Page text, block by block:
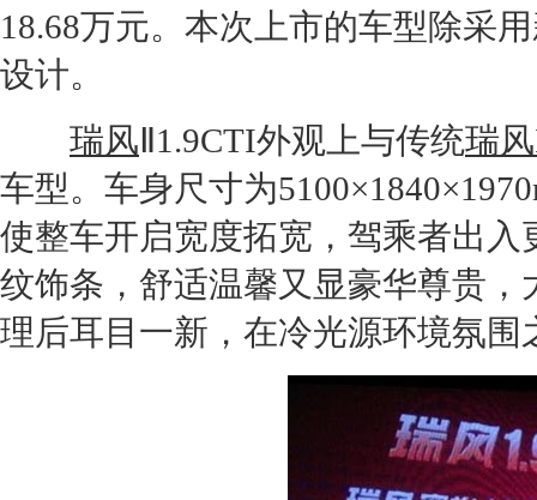
18.68万元。本次上市的车型除采
设计。
瑞风Ⅱ1.9CTI外观上与传统瑞
车型。车身尺寸为
使整车开启宽度拓宽，驾乘者出
纹饰条，舒适温馨又显豪华尊贵
理后耳目一新，在冷光源环境氛